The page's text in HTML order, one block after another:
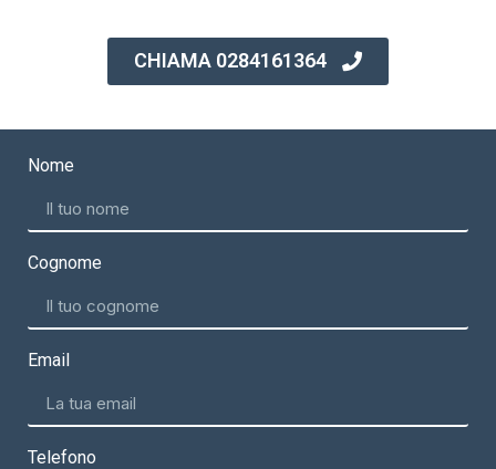
CHIAMA 0284161364
Nome
Cognome
Email
Telefono